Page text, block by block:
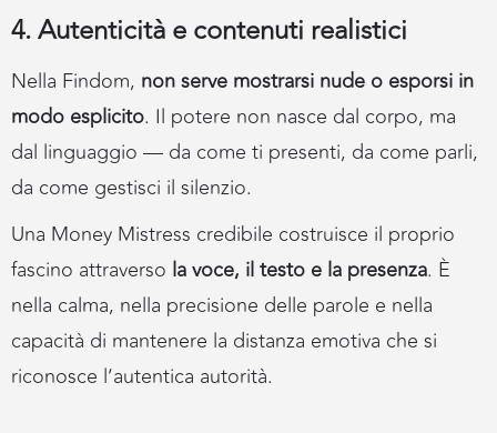
4. Autenticità e contenuti realistici
Nella Findom, non serve mostrarsi nude o esporsi in
modo esplicito. Il potere non nasce dal corpo, ma
dal linguaggio — da come ti presenti, da come parli,
da come gestisci il silenzio.
Una Money Mistress credibile costruisce il proprio
fascino attraverso la voce, il testo e la presenza. È
nella calma, nella precisione delle parole e nella
capacità di mantenere la distanza emotiva che si
riconosce l’autentica autorità.